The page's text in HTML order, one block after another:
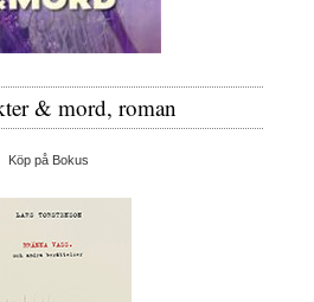
& mord, roman
Köp på Bokus